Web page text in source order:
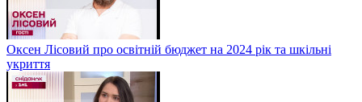
Оксен Лісовий про освітній бюджет на 2024 рік та шкільні
укриття